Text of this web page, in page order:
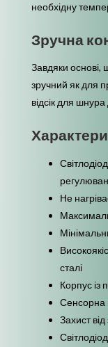
необхідну
Зручна
Завдяки основі,
зручний як для
відсік для
Не
сталі
Корпус із
Сенсорна
Захист